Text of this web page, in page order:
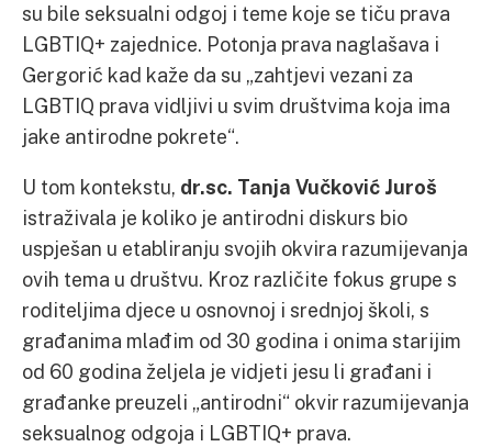
su bile seksualni odgoj i teme koje se tiču prava
LGBTIQ+ zajednice. Potonja prava naglašava i
Gergorić kad kaže da su „zahtjevi vezani za
LGBTIQ prava vidljivi u svim društvima koja ima
jake antirodne pokrete“.
U tom kontekstu, dr.sc. Tanja Vučković Juroš
istraživala je koliko je antirodni diskurs bio
uspješan u etabliranju svojih okvira razumijevanja
ovih tema u društvu. Kroz različite fokus grupe s
roditeljima djece u osnovnoj i srednjoj školi, s
građanima mlađim od 30 godina i onima starijim
od 60 godina željela je vidjeti jesu li građani i
građanke preuzeli „antirodni“ okvir razumijevanja
seksualnog odgoja i LGBTIQ+ prava.